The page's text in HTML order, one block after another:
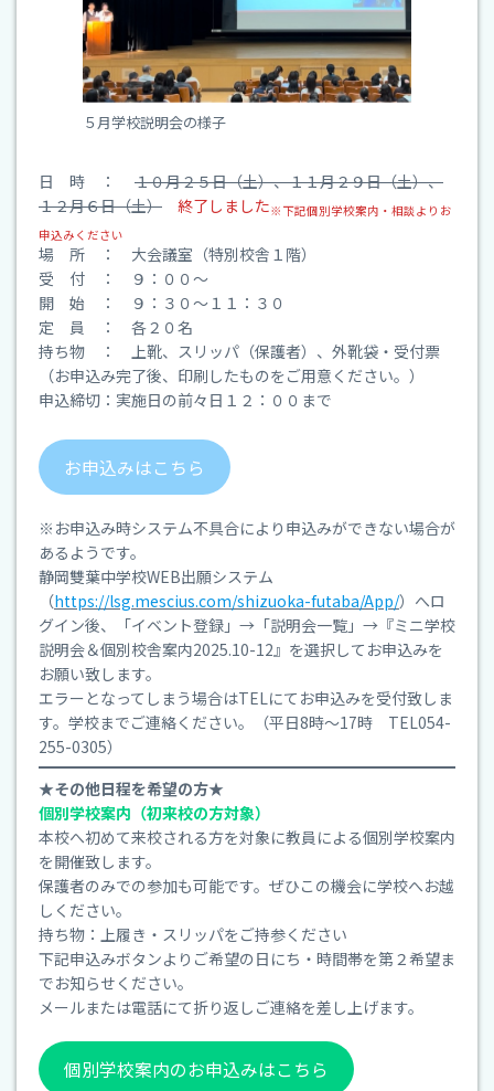
５月学校説明会の様子
日 時 ： １０月２５日（土）、１１月２９日（土）、
１２月６日（土）
終了しました※下記個別学校案内・相談よりお
申込みください
場 所 ： 大会議室（特別校舎１階）
受 付 ： ９：００～
開 始 ： ９：３０～１１：３０
定 員 ： 各２０名
持ち物 ： 上靴、スリッパ（保護者）、外靴袋・受付票
（お申込み完了後、印刷したものをご用意ください。）
申込締切：実施日の前々日１２：００まで
お申込みはこちら
※お申込み時システム不具合により申込みができない場合が
あるようです。
静岡雙葉中学校WEB出願システム
（https://lsg.mescius.com/shizuoka-futaba/App/）へロ
グイン後、「イベント登録」→「説明会一覧」→『ミニ学校
説明会＆個別校舎案内2025.10-12』を選択してお申込みを
お願い致します。
エラーとなってしまう場合はTELにてお申込みを受付致しま
す。学校までご連絡ください。（平日8時～17時 TEL054-
255-0305）
★その他日程を希望の方★
個別学校案内（初来校の方対象）
本校へ初めて来校される方を対象に教員による個別学校案内
を開催致します。
保護者のみでの参加も可能です。ぜひこの機会に学校へお越
しください。
持ち物：上履き・スリッパをご持参ください
下記申込みボタンよりご希望の日にち・時間帯を第２希望ま
でお知らせください。
メールまたは電話にて折り返しご連絡を差し上げます。
個別学校案内のお申込みはこちら